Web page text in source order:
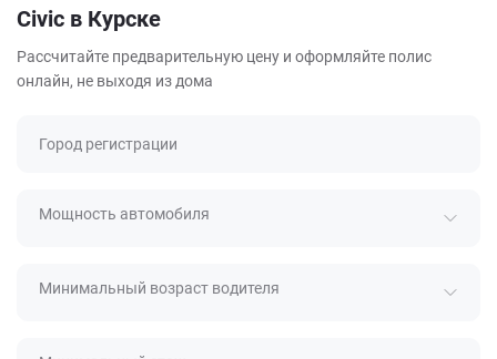
Civic в Курске
Рассчитайте предварительную цену и оформляйте полис
онлайн, не выходя из дома
Город регистрации
Мощность автомобиля
Минимальный возраст водителя